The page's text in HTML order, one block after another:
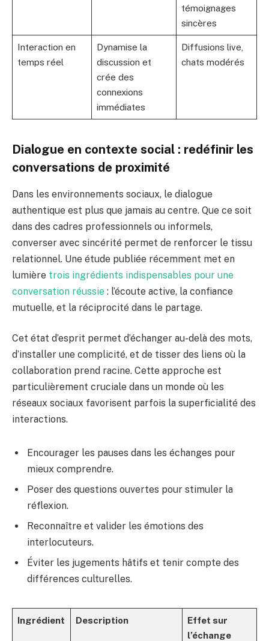
témoignages
sincères
Interaction en
temps réel
Dynamise la
discussion et
crée des
connexions
immédiates
Diffusions live,
chats modérés
Dialogue en contexte social : redéfinir les
conversations de proximité
Dans les environnements sociaux, le dialogue
authentique est plus que jamais au centre. Que ce soit
dans des cadres professionnels ou informels,
converser avec sincérité permet de renforcer le tissu
relationnel. Une étude publiée récemment met en
lumière trois ingrédients indispensables pour une
conversation réussie : l’écoute active, la confiance
mutuelle, et la réciprocité dans le partage.
Cet état d’esprit permet d’échanger au-delà des mots,
d’installer une complicité, et de tisser des liens où la
collaboration prend racine. Cette approche est
particulièrement cruciale dans un monde où les
réseaux sociaux favorisent parfois la superficialité des
interactions.
Encourager les pauses dans les échanges pour
mieux comprendre.
Poser des questions ouvertes pour stimuler la
réflexion.
Reconnaître et valider les émotions des
interlocuteurs.
Éviter les jugements hâtifs et tenir compte des
différences culturelles.
Ingrédient Description
Effet sur
l’échange